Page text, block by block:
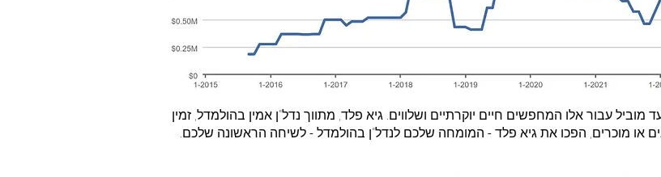
עבור אלו המחפשים חיים יוקרתיים ושלווים. גיא פלד, מתווך נדל"ן אמין בהולמדל, זמין
או מוכרים, הפכו את גיא פלד - המומחה שלכם לנדל"ן בהולמדל - לשיחה הראשונה שלכם.